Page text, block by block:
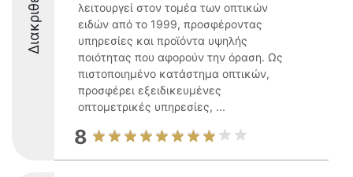
λειτουργεί στον τομέα των οπτικών
ειδών από το 1999, προσφέροντας
υπηρεσίες και προϊόντα υψηλής
ποιότητας που αφορούν την όραση. Ως
πιστοποιημένο κατάστημα οπτικών,
προσφέρει εξειδικευμένες
οπτομετρικές υπηρεσίες, ...
8